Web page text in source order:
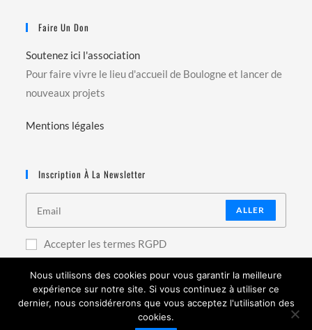
Faire Un Don
Soutenez ici l'association
Pour faire vivre le lieu d'accueil de Boulogne et lancer de
nouveaux projets
Mentions légales
Inscription À La Newsletter
ALLER
Accepter les termes RGPD
Nous utilisons des cookies pour vous garantir la meilleure
expérience sur notre site. Si vous continuez à utiliser ce
dernier, nous considérerons que vous acceptez l'utilisation des
cookies.